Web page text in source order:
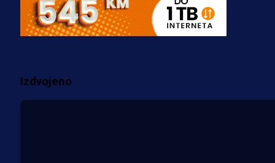
Fudbaler Olympiacosa želi obući
dres BiH!
Više vijesti
Izdvojeno